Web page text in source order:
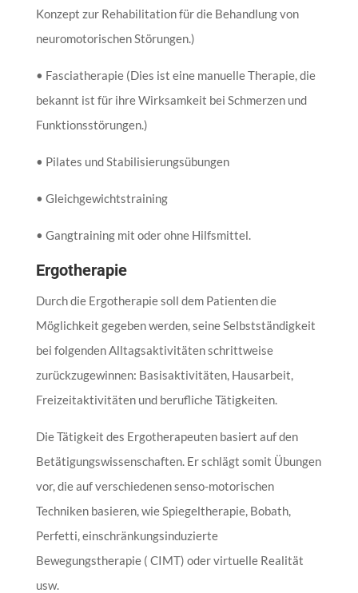
Konzept zur Rehabilitation für die Behandlung von
neuromotorischen Störungen.)
• Fasciatherapie (Dies ist eine manuelle Therapie, die
bekannt ist für ihre Wirksamkeit bei Schmerzen und
Funktionsstörungen.)
• Pilates und Stabilisierungsübungen
• Gleichgewichtstraining
• Gangtraining mit oder ohne Hilfsmittel.
Ergotherapie
Durch die Ergotherapie soll dem Patienten die
Möglichkeit gegeben werden, seine Selbstständigkeit
bei folgenden Alltagsaktivitäten schrittweise
zurückzugewinnen: Basisaktivitäten, Hausarbeit,
Freizeitaktivitäten und berufliche Tätigkeiten.
Die Tätigkeit des Ergotherapeuten basiert auf den
Betätigungswissenschaften. Er schlägt somit Übungen
vor, die auf verschiedenen senso-motorischen
Techniken basieren, wie Spiegeltherapie, Bobath,
Perfetti, einschränkungsinduzierte
Bewegungstherapie ( CIMT) oder virtuelle Realität
usw.